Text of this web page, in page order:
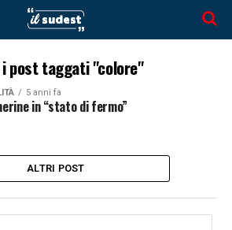
post taggati "colore"
5 anni fa
in “stato di fermo”
ALTRI POST